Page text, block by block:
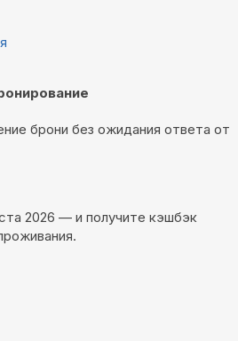
брони без ожидания ответа от
2026 — и получите кэшбэк